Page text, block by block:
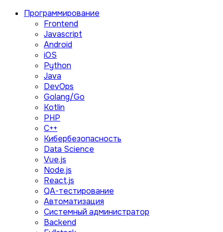
Программирование
Frontend
Javascript
Android
iOS
Python
Java
DevOps
Golang/Go
Kotlin
PHP
C++
Кибербезопасность
Data Science
Vue.js
Node.js
React.js
QA-тестирование
Автоматизация
Системный администратор
Backend